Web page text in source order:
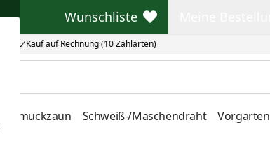
Kauf auf Rechnung (10 Zahlarten)
Wunschliste
Wunschliste
Schmuckzaun Schweiß-/Maschendraht Vorgarten